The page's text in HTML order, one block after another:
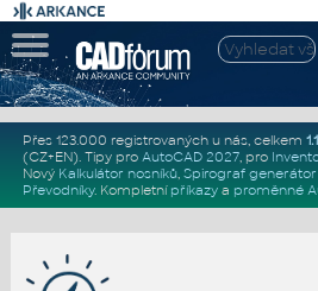
Přes 123.000 registrovaných u nás, celkem
(CZ+EN). Tipy pro AutoCAD 2027, pro
Nový Kalkulátor nosníků, Spirograf generátor
Převodníky. Kompletní příkazya proměnné